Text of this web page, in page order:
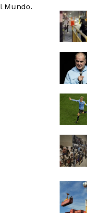
Mundo.